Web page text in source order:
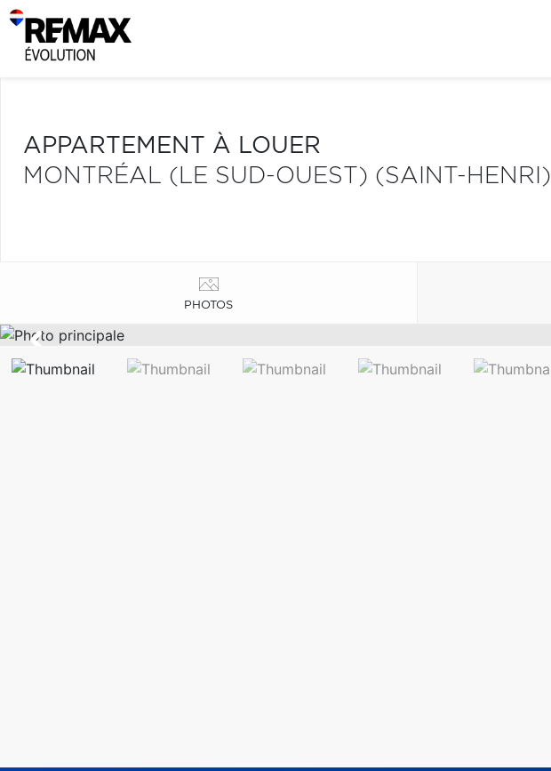
APPARTEMENT À LOUER
MONTRÉAL (LE SUD-OUEST) (SAINT-HENRI)
PHOTOS